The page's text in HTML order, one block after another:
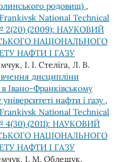
родовищ) ,
National Technical
2(20) (2009): НАУКОВИЙ
НАЦІОНАЛЬНОГО
НАФТИ І ГАЗУ
І. І. Стеліга, Л. В.
дисципліни
Івано-Франківському
нафти і газу ,
National Technical
4(30) (2011): НАУКОВИЙ
НАЦІОНАЛЬНОГО
НАФТИ І ГАЗУ
І. М. Облещук,